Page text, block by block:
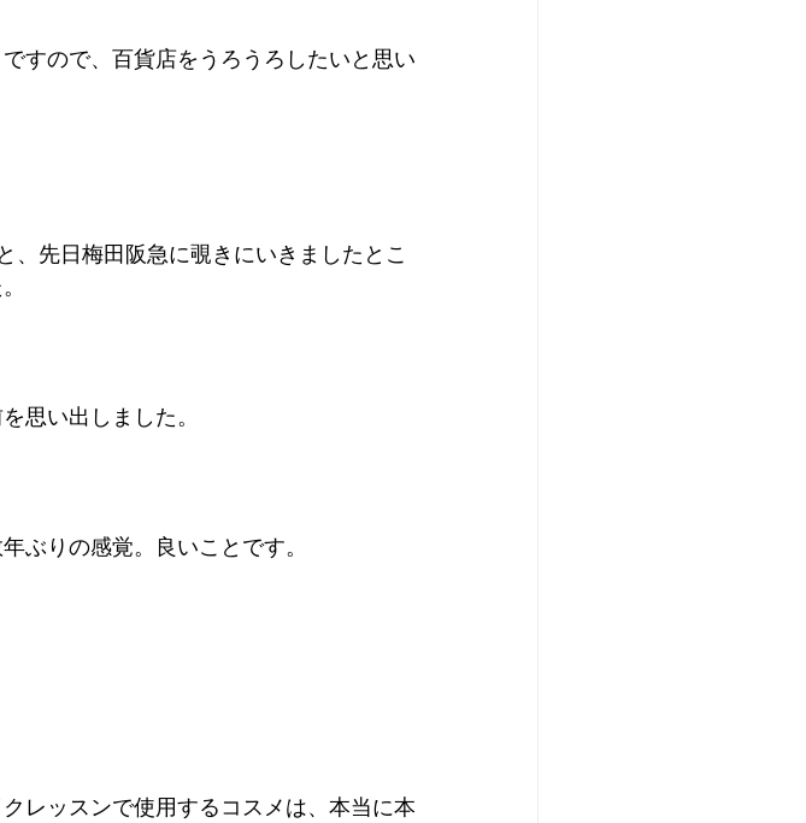
すので、百貨店をうろうろしたいと思い
、先日梅田阪急に覗きにいきましたとこ
思い出しました。
ぶりの感覚。良いことです。
レッスンで使用するコスメは、本当に本